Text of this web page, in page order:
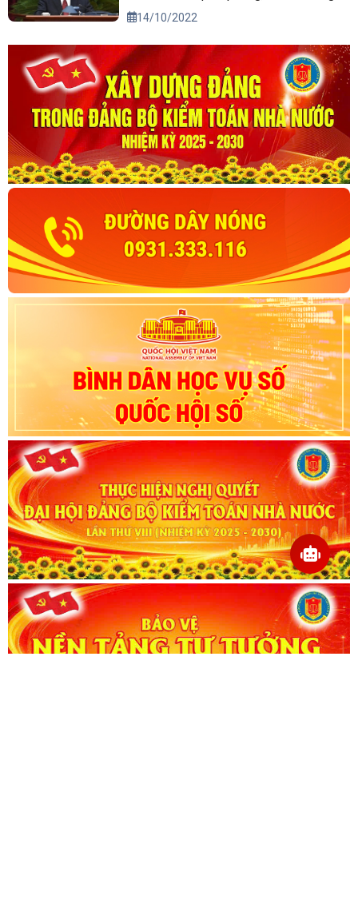
Tây Nguyên đến năm 2030, tầm nhìn
14/10/2022